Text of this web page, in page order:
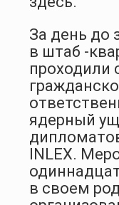
За день до
в штаб -
проходили
ядерный
INLEX.
в своем